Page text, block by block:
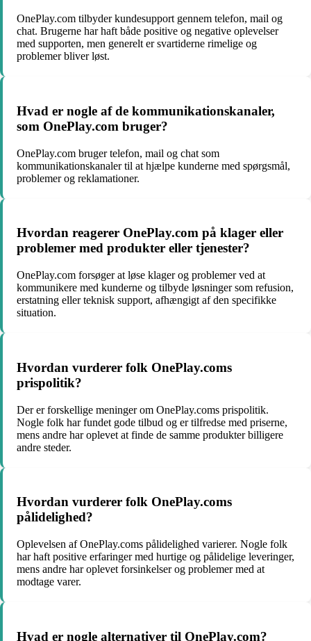
OnePlay.com tilbyder kundesupport gennem telefon, mail og
chat. Brugerne har haft både positive og negative oplevelser
med supporten, men generelt er svartiderne rimelige og
problemer bliver løst.
Hvad er nogle af de kommunikationskanaler,
som OnePlay.com bruger?
OnePlay.com bruger telefon, mail og chat som
kommunikationskanaler til at hjælpe kunderne med spørgsmål,
problemer og reklamationer.
Hvordan reagerer OnePlay.com på klager eller
problemer med produkter eller tjenester?
OnePlay.com forsøger at løse klager og problemer ved at
kommunikere med kunderne og tilbyde løsninger som refusion,
erstatning eller teknisk support, afhængigt af den specifikke
situation.
Hvordan vurderer folk OnePlay.coms
prispolitik?
Der er forskellige meninger om OnePlay.coms prispolitik.
Nogle folk har fundet gode tilbud og er tilfredse med priserne,
mens andre har oplevet at finde de samme produkter billigere
andre steder.
Hvordan vurderer folk OnePlay.coms
pålidelighed?
Oplevelsen af OnePlay.coms pålidelighed varierer. Nogle folk
har haft positive erfaringer med hurtige og pålidelige leveringer,
mens andre har oplevet forsinkelser og problemer med at
modtage varer.
Hvad er nogle alternativer til OnePlay.com?